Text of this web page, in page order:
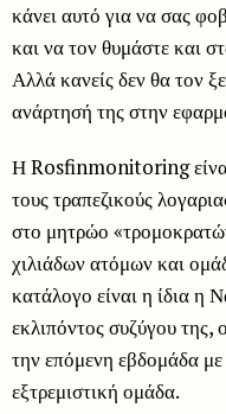
κάνει αυτό για να σας
και να τον θυμάστε και
Αλλά κανείς δεν θα τον
ανάρτησή της στην
Η Rosfinmonitoring
τους τραπεζικούς
στο μητρώο
χιλιάδων ατόμων και
κατάλογο είναι η ίδια η
εκλιπόντος συζύγου της,
την επόμενη εβδομάδα
εξτρεμιστική ομάδα.